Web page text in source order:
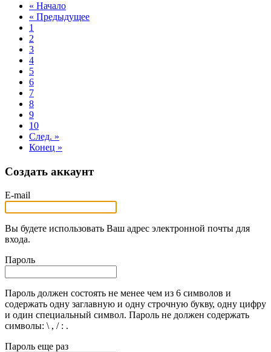
« Начало
« Предыдущее
1
2
3
4
5
6
7
8
9
10
След. »
Конец »
Создать аккаунт
E-mail
Вы будете использовать Ваш адрес электронной почты для
входа.
Пароль
Пароль должен состоять не менее чем из 6 символов и
содержать одну заглавную и одну строчную букву, одну цифру
и один специальный символ. Пароль не должен содержать
символы: \ , / : .
Пароль еще раз